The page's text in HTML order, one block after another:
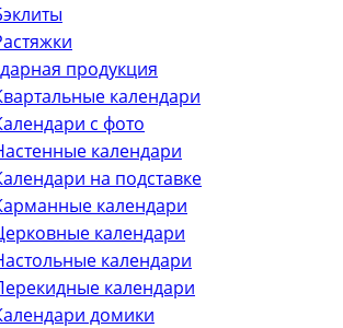
продукция
календари
с фото
календари
на подставке
календари
календари
календари
календари
домики